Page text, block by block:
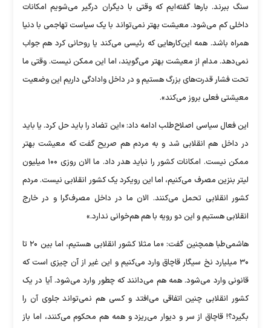
سنگ ببرند. بار‌ها گفته‌ایم که وقتی با دیگران درگیر می‌شویم امکانات
داخلی کم می‌شود. معیشت بهتر نمی‌تواند با یک سیاست تهاجمی با دنیا
همراه باشد. همه این‌کار‌هایی که رئیسی می‌کند یا روحانی کرد هم جواب
نمی‌دهد. مدام از معیشت بهتر می‌گویند، اما این ممکن نیست. وقتی ما
تحت فشار قدرت‌های بزرگ هستیم و در داخل وادادگی داریم این وضعیت
معیشتی فعلی بروز می‌کند».
این فعال سیاسی اصلاح‌طلب ادامه داد: «این تضاد را باید حل کرد. یا باید
در داخل هم انقلابی شد و به مردم هم صریح گفت که معیشت بهتر
ممکن نیست. امکانات کشور را نباید هدر داد. ما الان روزی ۱۰۰ میلیون
لیتر بنزین مصرف می‌کنیم، اما این رویکرد یک کشور انقلابی نیست. مردم
کشور انقلابی تحمل می‌کنند. الان ما در داخل مصرف‌گرا و در خارج
انقلابی هستیم و این دو رویه با هم هم‌خوانی ندارد.»
هاشمی‌طبا همچنین گفت: «ما مثلا کشور انقلابی هستیم، اما بین ۲۰ تا
۳۰ میلیارد نخ سیگار قاچاق وارد می‌کنیم و این غیر از آن چیزی است که
قانونی وارد می‌شود. همه هم می‌دانند که چطور وارد می‌شود. آیا در یک
کشور انقلابی چنین اتفاقی می‌افتد و کسی هم نمی‌تواند جلوی آن را
بگیرد؟! قاچاق از سر و دیوار می‌ریزد و همه هم محکوم می‌کنند، اما باز